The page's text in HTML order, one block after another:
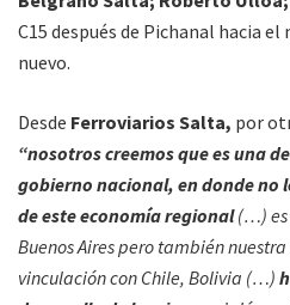
C15 después de Pichanal hacia
nuevo.
Desde Ferroviarios Salta, por
“nosotros creemos que es una
gobierno nacional, en donde no
de este economía regional(…) es
Buenos Aires pero también
vinculación con Chile, Bolivia (…)